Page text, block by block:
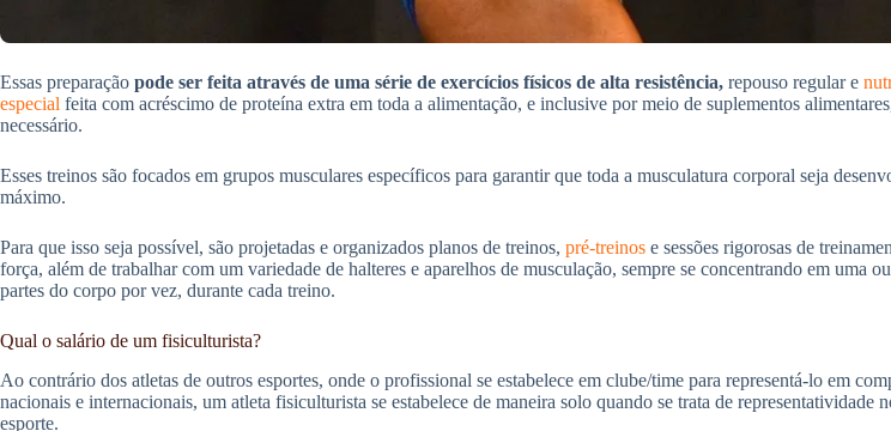
Essas preparação pode ser feita através de uma série de exercícios físicos de alta resistência, repouso regular e
especial feita com acréscimo de proteína extra em toda a alimentação, e inclusive por meio de suplementos
necessário.
Esses treinos são focados em grupos musculares específicos para garantir que toda a musculatura corporal seja
máximo.
Para que isso seja possível, são projetadas e organizados planos de treinos, pré-treinos e sessões rigorosas de
força, além de trabalhar com um variedade de halteres e aparelhos de musculação, sempre se concentrando em uma
partes do corpo por vez, durante cada treino.
Qual o salário de um fisiculturista?
Ao contrário dos atletas de outros esportes, onde o profissional se estabelece em clube/time para representá-lo em
nacionais e internacionais, um atleta fisiculturista se estabelece de maneira solo quando se trata de representatividade
esporte.